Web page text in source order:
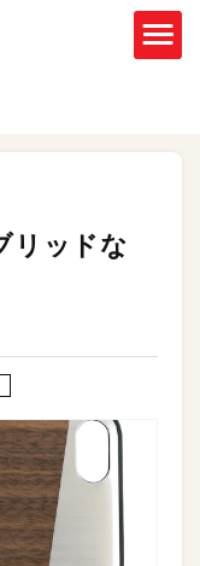
リッドな